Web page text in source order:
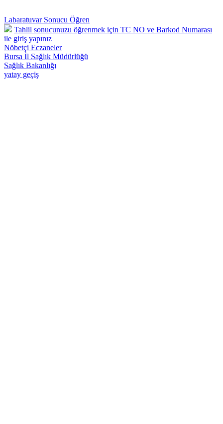
Labaratuvar Sonucu Öğren
Tahlil sonucunuzu öğrenmek için TC NO ve Barkod Numarası
ile giriş yapınız
Nöbetçi Eczaneler
Bursa İl Sağlık Müdürlüğü
Sağlık Bakanlığı
yatay geçiş